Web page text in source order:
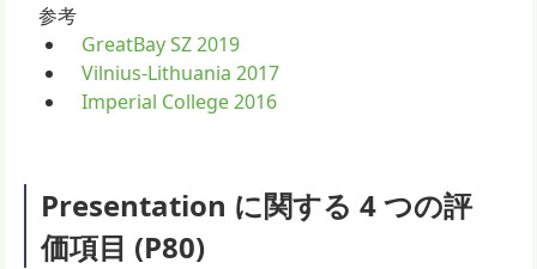
参考
GreatBay SZ 2019
Vilnius-Lithuania 2017
Imperial College 2016
Presentation に関する 4 つの評
価項目 (P80)